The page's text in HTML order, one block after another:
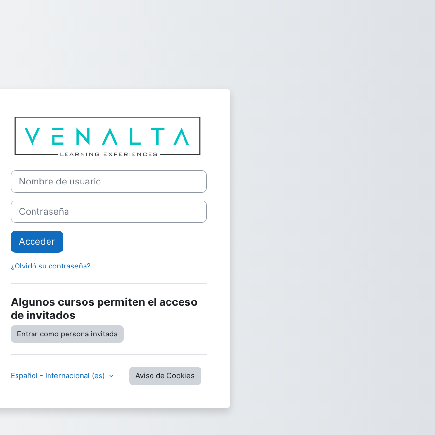
Entrar a Venalta e-learning
Nombre de usuario
Contraseña
Acceder
¿Olvidó su contraseña?
Algunos cursos permiten el acceso
de invitados
Entrar como persona invitada
Español - Internacional ‎(es)‎ Aviso de Cookies